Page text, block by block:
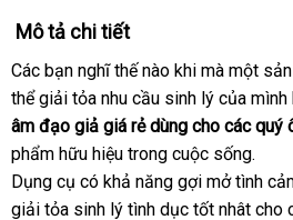
Mô tả chi tiết
Các bạn nghĩ thế nào khi thanh
lý
mà một
thể giải tỏa nhu cầu sinh lý bình
luận
của mình
âm đạo giả giá rẻ dùng cho ở
đâu
tốt
các quý
phẩm hữu hiệu trong cuộc sống.
Dụng cụ có khả năng gợi mở tình
giải tỏa sinh lý tình dục tốt nhât cho